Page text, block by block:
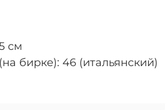
см
бирке): 46 (итальянский)